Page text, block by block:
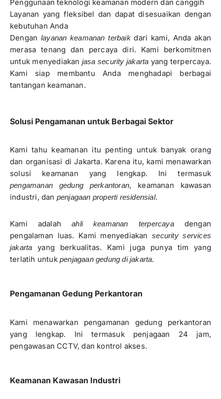
Penggunaan teknologi keamanan modern dan canggih
Layanan yang fleksibel dan dapat disesuaikan dengan
kebutuhan Anda
Dengan layanan keamanan terbaikdari kami, Anda akan
merasa tenang dan percaya diri. Kami berkomitmen
untuk menyediakan jasa security jakarta yang terpercaya.
Kami siap membantu Anda menghadapi berbagai
tantangan keamanan.
Solusi Pengamanan untuk Berbagai Sektor
Kami tahu keamanan itu penting untuk banyak orang
dan organisasi di Jakarta. Karena itu, kami menawarkan
solusi keamanan yang lengkap. Ini termasuk
pengamanan gedung perkantoran, keamanan kawasan
industri, dan penjagaan properti residensial.
Kami adalahahli keamanan terpercayadengan
pengalaman luas. Kami menyediakansecurity services
jakarta yang berkualitas. Kami juga punya tim yang
terlatih untuk penjagaan gedung di jakarta.
Pengamanan Gedung Perkantoran
Kami menawarkan pengamanan gedung perkantoran
yang lengkap. Ini termasuk penjagaan 24 jam,
pengawasan CCTV, dan kontrol akses.
Keamanan Kawasan Industri